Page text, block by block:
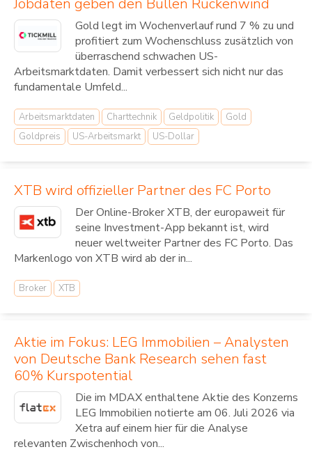
Jobdaten geben den Bullen Rückenwind
Gold legt im Wochenverlauf rund 7 % zu und
profitiert zum Wochenschluss zusätzlich von
überraschend schwachen US-
Arbeitsmarktdaten. Damit verbessert sich nicht nur das
fundamentale Umfeld...
Arbeitsmarktdaten Charttechnik Geldpolitik
Gold
Goldpreis
US-Arbeitsmarkt US-Dollar
XTB wird offizieller Partner des FC Porto
Der Online-Broker XTB, der europaweit für
seine Investment-App bekannt ist, wird
neuer weltweiter Partner des FC Porto. Das
Markenlogo von XTB wird ab der in...
Broker XTB
Aktie im Fokus: LEG Immobilien – Analysten
von Deutsche Bank Research sehen fast
60% Kurspotential
Die im MDAX enthaltene Aktie des Konzerns
LEG Immobilien notierte am 06. Juli 2026 via
Xetra auf einem hier für die Analyse
relevanten Zwischenhoch von...